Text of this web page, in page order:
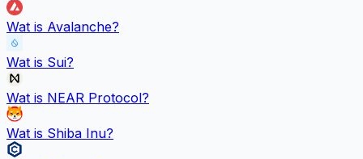
Wat is Avalanche?
Wat is Sui?
Wat is NEAR Protocol?
Wat is Shiba Inu?